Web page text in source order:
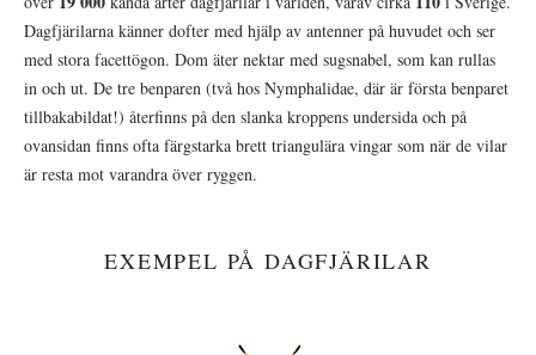
Dagfjärilarna känner dofter med hjälp av antenner på huvudet och ser
med stora facettögon. Dom äter nektar med sugsnabel, som kan rullas
in och ut. De tre benparen (två hos Nymphalidae, där är första benparet
tillbakabildat!) återfinns på den slanka kroppens undersida och på
ovansidan finns ofta färgstarka brett triangulära vingar som när de vilar
är resta mot varandra över ryggen.
EXEMPEL PÅ DAGFJÄRILAR